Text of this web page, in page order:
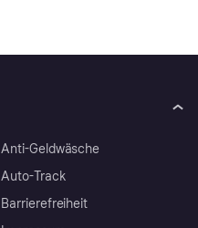
Anti-Geldwäsche
Auto-Track
Barrierefreiheit